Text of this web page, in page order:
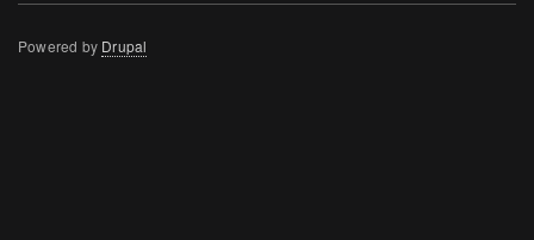
Powered by Drupal